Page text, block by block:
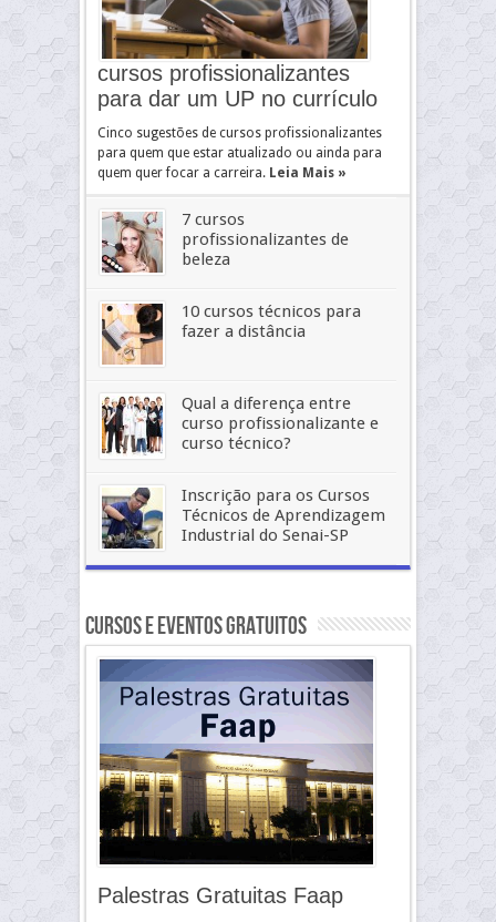
cursos profissionalizantes
para dar um UP no currículo
Cinco sugestões de cursos profissionalizantes
para quem que estar atualizado ou ainda para
quem quer focar a carreira. Leia Mais »
7 cursos
profissionalizantes de
beleza
10 cursos técnicos para
fazer a distância
Qual a diferença entre
curso profissionalizante e
curso técnico?
Inscrição para os Cursos
Técnicos de Aprendizagem
Industrial do Senai-SP
Cursos e Eventos Gratuitos
Palestras Gratuitas Faap